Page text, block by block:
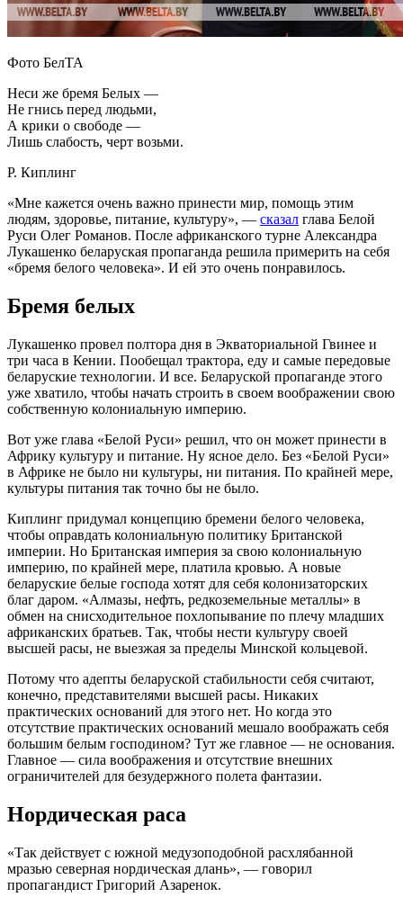
Фото БелТА
Неси же бремя Белых —
Не гнись перед людьми,
А крики о свободе —
Лишь слабость, черт возьми.
Р. Киплинг
«Мне кажется очень важно принести мир, помощь этим
людям, здоровье, питание, культуру», — сказал глава Белой
Руси Олег Романов. После африканского турне Александра
Лукашенко беларуская пропаганда решила примерить на себя
«бремя белого человека». И ей это очень понравилось.
Бремя белых
Лукашенко провел полтора дня в Экваториальной Гвинее и
три часа в Кении. Пообещал трактора, еду и самые передовые
беларуские технологии. И все. Беларуской пропаганде этого
уже хватило, чтобы начать строить в своем воображении свою
собственную колониальную империю.
Вот уже глава «Белой Руси» решил, что он может принести в
Африку культуру и питание. Ну ясное дело. Без «Белой Руси»
в Африке не было ни культуры, ни питания. По крайней мере,
культуры питания так точно бы не было.
Киплинг придумал концепцию бремени белого человека,
чтобы оправдать колониальную политику Британской
империи. Но Британская империя за свою колониальную
империю, по крайней мере, платила кровью. А новые
беларуские белые господа хотят для себя колонизаторских
благ даром. «Алмазы, нефть, редкоземельные металлы» в
обмен на снисходительное похлопывание по плечу младших
африканских братьев. Так, чтобы нести культуру своей
высшей расы, не выезжая за пределы Минской кольцевой.
Потому что адепты беларуской стабильности себя считают,
конечно, представителями высшей расы. Никаких
практических оснований для этого нет. Но когда это
отсутствие практических оснований мешало воображать себя
большим белым господином? Тут же главное — не основания.
Главное — сила воображения и отсутствие внешних
ограничителей для безудержного полета фантазии.
Нордическая раса
«Так действует с южной медузоподобной расхлябанной
мразью северная нордическая длань», — говорил
пропагандист Григорий Азаренок.